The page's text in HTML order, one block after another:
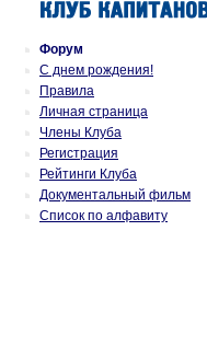
Форум
С днем рождения!
Правила
Личная страница
Члены Клуба
Регистрация
Рейтинги Клуба
Документальный фильм
Список по алфавиту